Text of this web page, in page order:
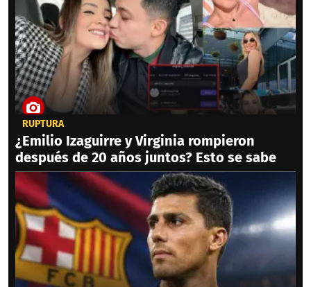
RUPTURA
¿Emilio Izaguirre y Virginia rompieron
después de 20 años juntos? Esto se sabe